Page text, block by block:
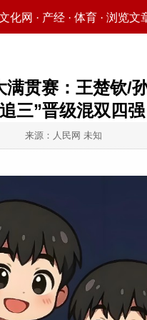
化网 · 产经· 体育· 浏览文
满贯赛：王楚钦/
三”晋级混双四强
来源：人民网 未知